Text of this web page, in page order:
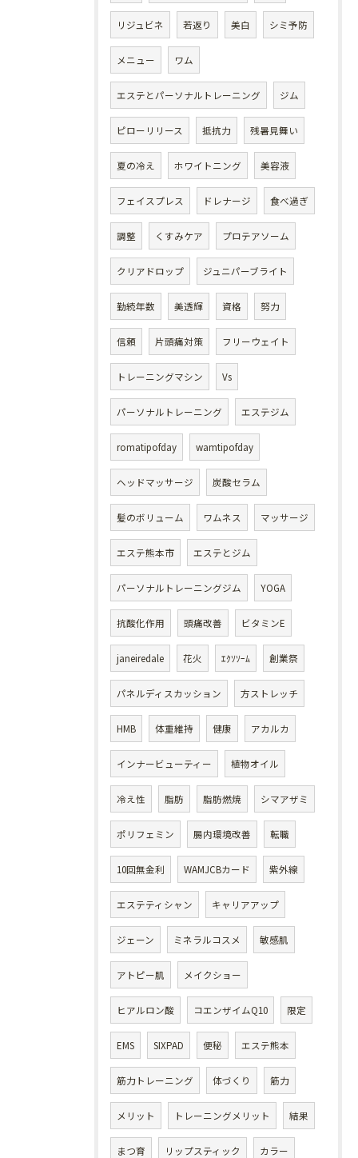
リジュビネ 若返り 美白 シミ予防
メニュー ワム
エステとパーソナルトレーニング ジム
ピローリリース 抵抗力 残暑見舞い
夏の冷え ホワイトニング 美容液
フェイスプレス ドレナージ 食べ過ぎ
調整 くすみケア プロテアソーム
クリアドロップ ジュニパーブライト
勤続年数 美透輝 資格 努力
信頼 片頭痛対策 フリーウェイト
トレーニングマシン Vs
パーソナルトレーニング エステジム
romatipofday wamtipofday
ヘッドマッサージ 炭酸セラム
髪のボリューム ワムネス マッサージ
エステ熊本市 エステとジム
パーソナルトレーニングジム YOGA
抗酸化作用 頭痛改善 ビタミンE
janeiredale 花火 ｴｸｿｿｰﾑ 創業祭
パネルディスカッション 方ストレッチ
HMB 体重維持 健康 アカルカ
インナービューティー 植物オイル
冷え性 脂肪 脂肪燃焼 シマアザミ
ポリフェミン 腸内環境改善 転職
10回無金利 WAMJCBカード 紫外線
エステティシャン キャリアアップ
ジェーン ミネラルコスメ 敏感肌
アトピー肌 メイクショー
ヒアルロン酸 コエンザイムQ10 限定
EMS SIXPAD 便秘 エステ熊本
筋力トレーニング 体づくり 筋力
メリット トレーニングメリット 結果
まつ育 リップスティック カラー